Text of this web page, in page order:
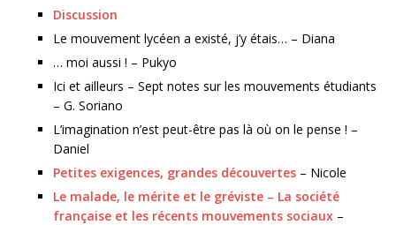
Discussion
Le mouvement lycéen a existé, j’y étais… – Diana
… moi aussi ! – Pukyo
Ici et ailleurs – Sept notes sur les mouvements étudiants
– G. Soriano
L’imagination n’est peut-être pas là où on le pense ! –
Daniel
Petites exigences, grandes découvertes – Nicole
Le malade, le mérite et le gréviste – La société
française et les récents mouvements sociaux –